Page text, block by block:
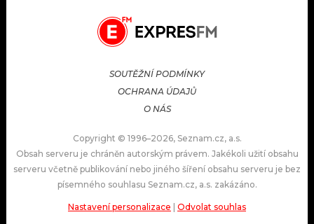
SOUTĚŽNÍ PODMÍNKY
OCHRANA ÚDAJŮ
O NÁS
Copyright © 1996–2026, Seznam.cz, a.s.
Obsah serveru je chráněn autorským právem. Jakékoli užití obsahu
serveru včetně publikování nebo jiného šíření obsahu serveru je bez
písemného souhlasu Seznam.cz, a.s. zakázáno.
Nastavení personalizace Odvolat souhlas